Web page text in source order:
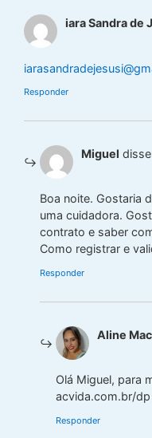
iara Sandra de
Responder
Miguel
Boa noite. Gostaria
uma cuidadora.
contrato e saber
Como registrar e
Responder
Aline
Olá Miguel, para
acvida.com.br/dp
Responder